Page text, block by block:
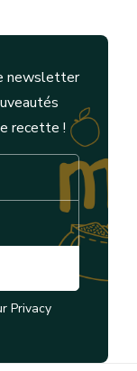
newsletter
recette !
Privacy